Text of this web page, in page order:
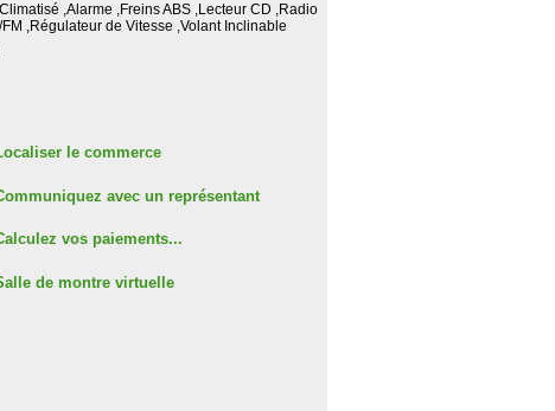
,Alarme ,Freins ABS ,Lecteur CD ,Radio
FM ,Régulateur de Vitesse ,Volant Inclinable
le commerce
avec un représentant
vos paiements...
de montre virtuelle